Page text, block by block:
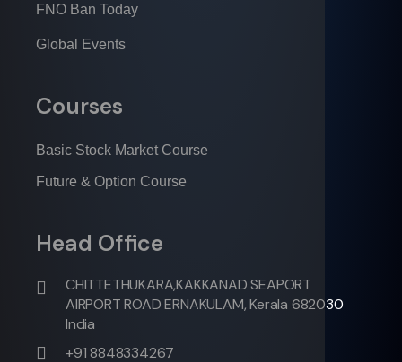
FNO Ban Today
Global Events
Courses
Basic Stock Market Course
Future & Option Course
Head Office
CHITTETHUKARA,KAKKANAD SEAPORT
AIRPORT ROAD ERNAKULAM, Kerala 682030
India
+91 8848334267